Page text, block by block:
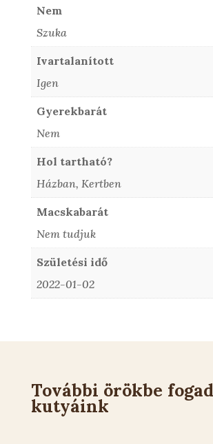
Nem
Szuka
Ivartalanított
Igen
Gyerekbarát
Nem
Hol tartható?
Házban, Kertben
Macskabarát
Nem tudjuk
Születési idő
2022-01-02
További örökbe
kutyáink